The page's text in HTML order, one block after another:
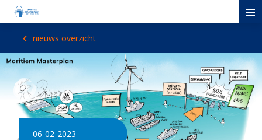
nieuws overzicht
06-02-2023